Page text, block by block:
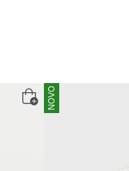
NOVO